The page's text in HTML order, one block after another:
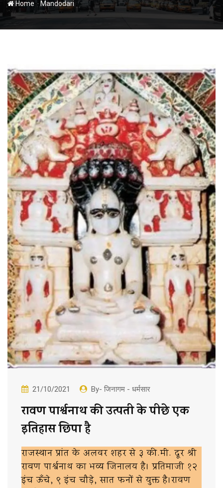
Home - Mandodari
21/10/2021 By- जिनागम - धर्मसार
रावण पार्श्वनाथ की उत्पती के पीछे एक
इतिहास छिपा है
राजस्थान प्रांत के अलवर शहर से ३ की.मी. दूर श्री
रावण पार्श्वनाथ का भव्य जिनालय है। प्रतिमाजी १२
इंच ऊँचे, ९ इंच चौड़े, सात फनों से युक्त है।रावण